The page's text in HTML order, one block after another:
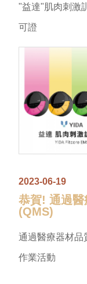
"益達"肌肉刺激
可證
2023-06-19
恭賀! 通過醫
(QMS)
通過醫療器材品
作業活動